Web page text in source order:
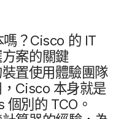
？Cisco 的 IT
案​的​關鍵​
置​使用​體驗​團隊​
Cisco 本​身​就是​
個別​的 TCO 。​